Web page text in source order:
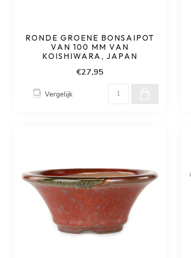
RONDE GROENE BONSAIPOT
VAN 100 MM VAN
KOISHIWARA, JAPAN
€27,95
Vergelijk